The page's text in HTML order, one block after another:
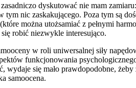
dyskutować nie mam
tym nic zaskakującego. Poza tym są
można utożsamiać z pełnymi
robić niezwykle interesująco.
w roli uniwersalnej siły
funkcjonowania
się mało prawdopodobne,
samoocena.